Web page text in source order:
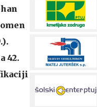
42.